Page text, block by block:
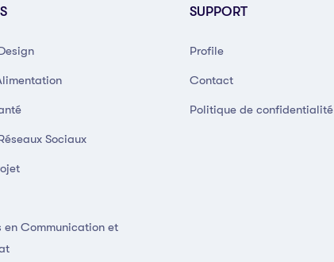
Sociaux
en Communication et
SUPPORT
Profile
Contact
Politique de confidentialité